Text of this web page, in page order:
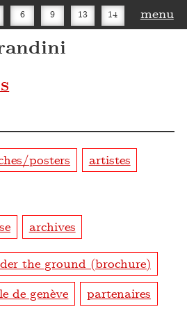
6 9 13 14 menu
posters
artistes
archives
the ground (brochure)
de genève
partenaires